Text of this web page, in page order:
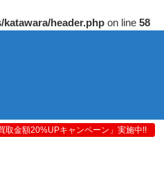
header.php on line 58
取金額20%UPキャンペーン」実施中!!